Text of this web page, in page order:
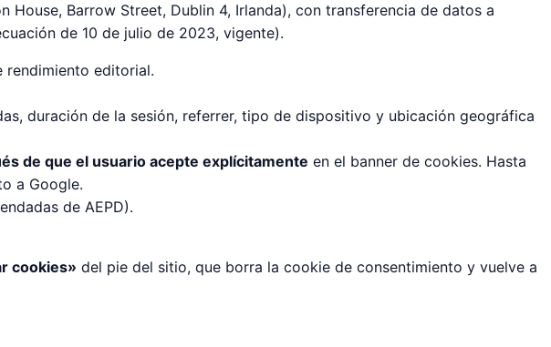
House, Barrow Street, Dublin 4, Irlanda), con transferencia de datos a
de 10 de julio de 2023, vigente).
rendimiento editorial.
duración de la sesión, referrer, tipo de dispositivo y ubicación geográfica
de que el usuario acepte explícitamente en el banner de cookies. Hasta
a Google.
de AEPD).
cookies» del pie del sitio, que borra la cookie de consentimiento y vuelve a